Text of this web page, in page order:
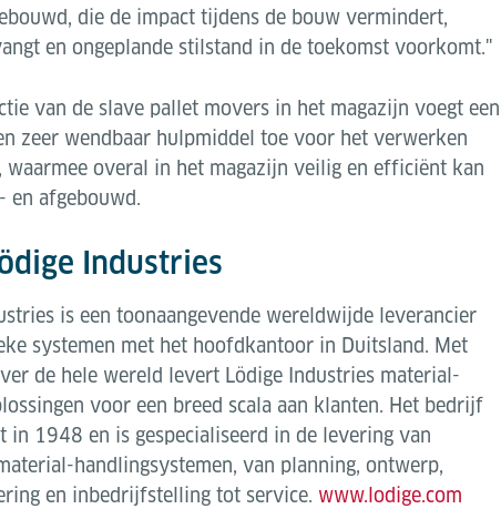
die de impact tijdens de bouw vermindert,
en ongeplande stilstand in de toekomst voorkomt."
van de slave pallet movers in het magazijn voegt een
zeer wendbaar hulpmiddel toe voor het verwerken
waarmee overal in het magazijn veilig en efficiënt kan
en afgebouwd.
Industries
is een toonaangevende wereldwijde leverancier
systemen met het hoofdkantoor in Duitsland. Met
de hele wereld levert Lödige Industries material-
voor een breed scala aan klanten. Het bedrijf
in 1948 en is gespecialiseerd in de levering van
handlingsystemen, van planning, ontwerp,
en inbedrijfstelling tot service. www.lodige.com